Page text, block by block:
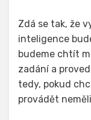
Zdá se tak, že
inteligence
budeme chtít
zadání a
tedy, pokud
provádět